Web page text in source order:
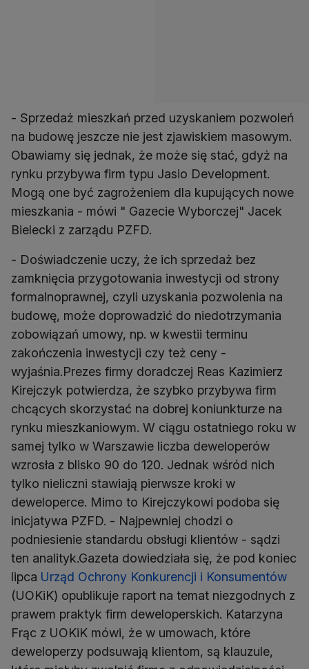
- Sprzedaż mieszkań przed uzyskaniem pozwoleń
na budowę jeszcze nie jest zjawiskiem masowym.
Obawiamy się jednak, że może się stać, gdyż na
rynku przybywa firm typu Jasio Development.
Mogą one być zagrożeniem dla kupujących nowe
mieszkania - mówi " Gazecie Wyborczej" Jacek
Bielecki z zarządu PZFD.
- Doświadczenie uczy, że ich sprzedaż bez
zamknięcia przygotowania inwestycji od strony
formalnoprawnej, czyli uzyskania pozwolenia na
budowę, może doprowadzić do niedotrzymania
zobowiązań umowy, np. w kwestii terminu
zakończenia inwestycji czy też ceny -
wyjaśnia.Prezes firmy doradczej Reas Kazimierz
Kirejczyk potwierdza, że szybko przybywa firm
chcących skorzystać na dobrej koniunkturze na
rynku mieszkaniowym. W ciągu ostatniego roku w
samej tylko w Warszawie liczba deweloperów
wzrosła z blisko 90 do 120. Jednak wśród nich
tylko nieliczni stawiają pierwsze kroki w
deweloperce. Mimo to Kirejczykowi podoba się
inicjatywa PZFD. - Najpewniej chodzi o
podniesienie standardu obsługi klientów - sądzi
ten analityk.Gazeta dowiedziała się, że pod koniec
lipca Urząd Ochrony Konkurencji i Konsumentów
(UOKiK) opublikuje raport na temat niezgodnych z
prawem praktyk firm deweloperskich. Katarzyna
Frąc z UOKiK mówi, że w umowach, które
deweloperzy podsuwają klientom, są klauzule,